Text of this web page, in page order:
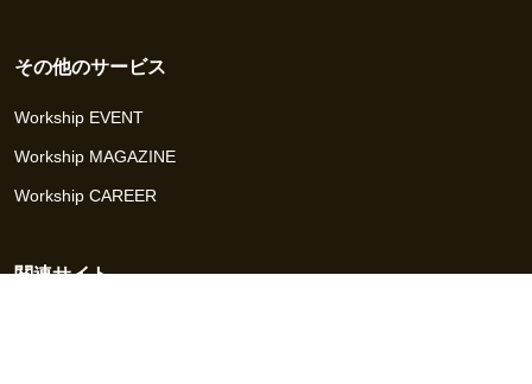
その他のサービス
Workship EVENT
Workship MAGAZINE
Workship CAREER
関連サイト